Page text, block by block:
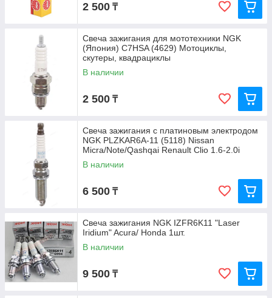
2 500 ₸
Свеча зажигания для мототехники NGK
(Япония) C7HSA (4629) Мотоциклы,
скутеры, квадрациклы
В наличии
2 500 ₸
Свеча зажигания с платиновым электродом
NGK PLZKAR6A-11 (5118) Nissan
Micra/Note/Qashqai Renault Clio 1.6-2.0i
В наличии
6 500 ₸
Свеча зажигания NGK IZFR6K11 "Laser
Iridium" Acura/ Honda 1шт.
В наличии
9 500 ₸